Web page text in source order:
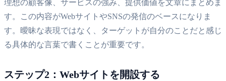
理想の顧客像、サービスの強み、提供価値を文章にまとめま
す。この内容がWebサイトやSNSの発信のベースになりま
す。曖昧な表現ではなく、ターゲットが自分のことだと感じ
る具体的な言葉で書くことが重要です。
ステップ2：Webサイトを開設する